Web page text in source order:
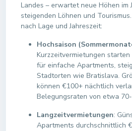
Landes – erwartet neue Höhen im
steigenden Löhnen und
nach Lage und Jahreszeit:
Hochsaison
Kurzzeitvermietungen
für einfache Apartments,
Stadtorten wie Bratislava.
können €100+ nächtlich
Belegungsraten von etwa
Langzeitvermietungen:
Apartments durchschnittlich